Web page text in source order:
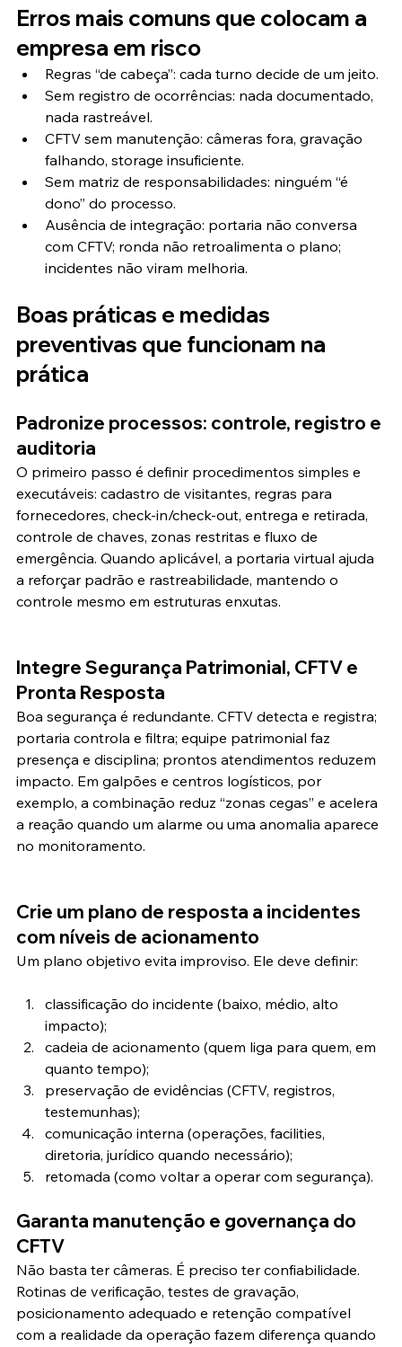
Erros mais comuns que colocam a
empresa em risco
Regras “de cabeça”: cada turno decide de um jeito.
Sem registro de ocorrências: nada documentado,
nada rastreável.
CFTV sem manutenção: câmeras fora, gravação
falhando, storage insuficiente.
Sem matriz de responsabilidades: ninguém “é
dono” do processo.
Ausência de integração: portaria não conversa
com CFTV; ronda não retroalimenta o plano;
incidentes não viram melhoria.
Boas práticas e medidas
preventivas que funcionam na
prática
Padronize processos: controle, registro e
auditoria
O primeiro passo é definir procedimentos simples e
executáveis: cadastro de visitantes, regras para
fornecedores, check-in/check-out, entrega e retirada,
controle de chaves, zonas restritas e fluxo de
emergência. Quando aplicável, a portaria virtual ajuda
a reforçar padrão e rastreabilidade, mantendo o
controle mesmo em estruturas enxutas.
Integre Segurança Patrimonial, CFTV e
Pronta Resposta
Boa segurança é redundante. CFTV detecta e registra;
portaria controla e filtra; equipe patrimonial faz
presença e disciplina; prontos atendimentos reduzem
impacto. Em galpões e centros logísticos, por
exemplo, a combinação reduz “zonas cegas” e acelera
a reação quando um alarme ou uma anomalia aparece
no monitoramento.
Crie um plano de resposta a incidentes
com níveis de acionamento
Um plano objetivo evita improviso. Ele deve definir:
classificação do incidente (baixo, médio, alto
impacto);
cadeia de acionamento (quem liga para quem, em
quanto tempo);
preservação de evidências (CFTV, registros,
testemunhas);
comunicação interna (operações, facilities,
diretoria, jurídico quando necessário);
retomada (como voltar a operar com segurança).
Garanta manutenção e governança do
CFTV
Não basta ter câmeras. É preciso ter confiabilidade.
Rotinas de verificação, testes de gravação,
posicionamento adequado e retenção compatível
com a realidade da operação fazem diferença quando